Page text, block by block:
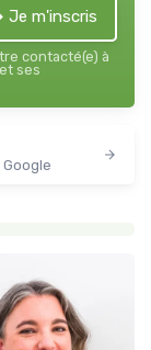
Je m'inscris
contacté(e) à
ses